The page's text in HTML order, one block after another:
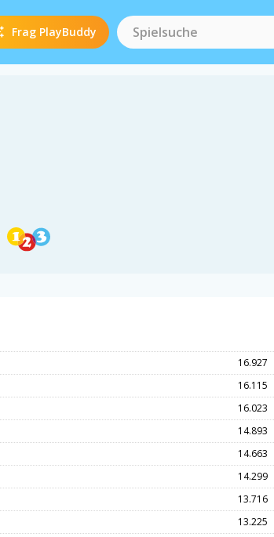
Frag PlayBuddy
16.927
16.115
16.023
14.893
14.663
14.299
13.716
13.225